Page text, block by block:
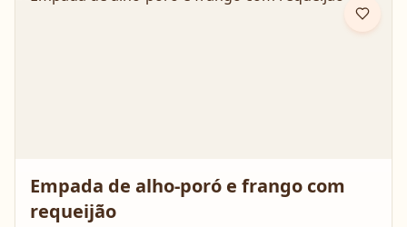
Empada de alho-poró e frango com
requeijão